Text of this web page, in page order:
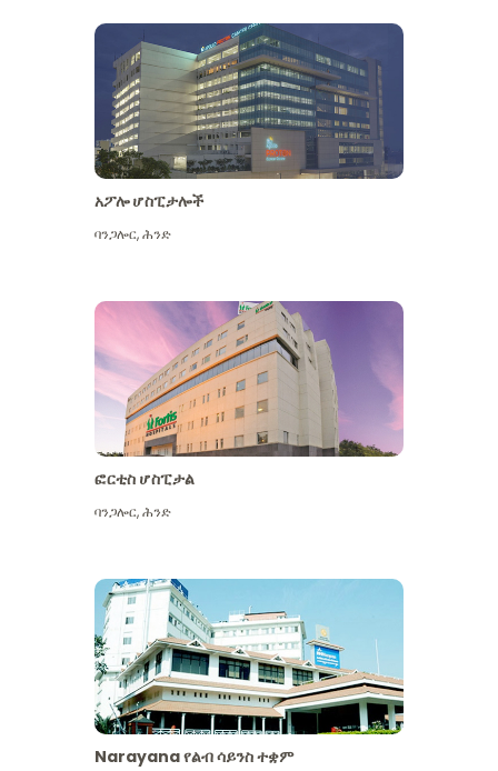
አፖሎ ሆስፒታሎች
ባንጋሎር,ሕንድ
ፎርቲስ ሆስፒታል
ባንጋሎር,ሕንድ
Narayana የልብ ሳይንስ ተቋም